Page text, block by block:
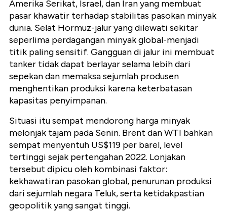
Amerika Serikat, Israel, dan Iran yang membuat
pasar khawatir terhadap stabilitas pasokan minyak
dunia. Selat Hormuz-jalur yang dilewati sekitar
seperlima perdagangan minyak global-menjadi
titik paling sensitif. Gangguan di jalur ini membuat
tanker tidak dapat berlayar selama lebih dari
sepekan dan memaksa sejumlah produsen
menghentikan produksi karena keterbatasan
kapasitas penyimpanan.
Situasi itu sempat mendorong harga minyak
melonjak tajam pada Senin. Brent dan WTI bahkan
sempat menyentuh US$119 per barel, level
tertinggi sejak pertengahan 2022. Lonjakan
tersebut dipicu oleh kombinasi faktor:
kekhawatiran pasokan global, penurunan produksi
dari sejumlah negara Teluk, serta ketidakpastian
geopolitik yang sangat tinggi.